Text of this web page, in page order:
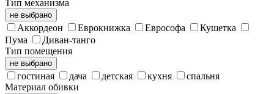
Тип механизма
не выбрано
Аккордеон Еврокнижка Еврософа
Кушетка
Пума
Диван-танго
Тип помещения
не выбрано
гостиная дача детская кухня
спальня
Материал обивки